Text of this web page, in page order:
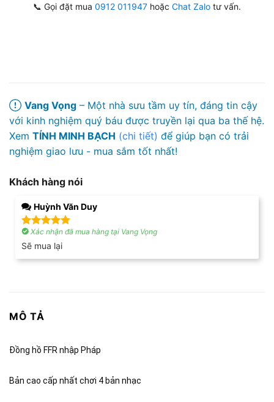
📞 Gọi đặt mua 0912 011947 hoặc Chat Zalo tư vấn.
Vang Vọng – Một nhà sưu tầm uy tín, đáng tin cậy
với kinh nghiệm quý báu được truyền lại qua ba thế hệ.
Xem TÍNH MINH BẠCH (chi tiết) để giúp bạn có trải
nghiệm giao lưu - mua sắm tốt nhất!
Khách hàng nói
Huỳnh Văn Duy
Được xếp
hạng55
Xác nhận đã mua hàng tại Vang Vọng
Sẽ mua lại
MÔ TẢ
Đồng hồ FFR nhập Pháp
Bản cao cấp nhất chơi 4 bản nhạc